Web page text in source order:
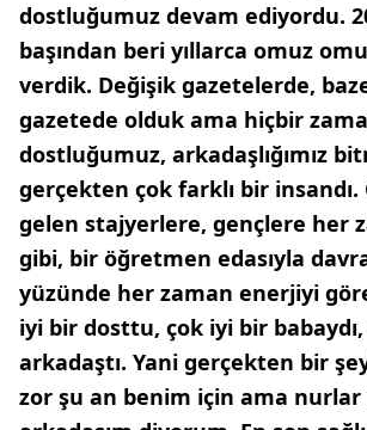
dostluğumuz devam ediyordu.
başından beri yıllarca omuz
verdik. Değişik gazetelerde,
gazetede olduk ama hiçbir
dostluğumuz, arkadaşlığımız
gerçekten çok farklı bir
gelen stajyerlere, gençlere her
gibi, bir öğretmen edasıyla
yüzünde her zaman enerjiyi
iyi bir dosttu, çok iyi bir
arkadaştı. Yani gerçekten bir
zor şu an benim için ama nurlar